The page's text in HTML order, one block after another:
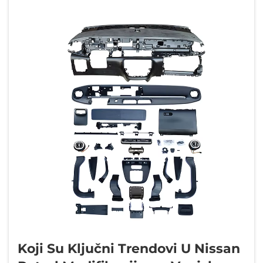
Koji Su Ključni Trendovi U Nissan